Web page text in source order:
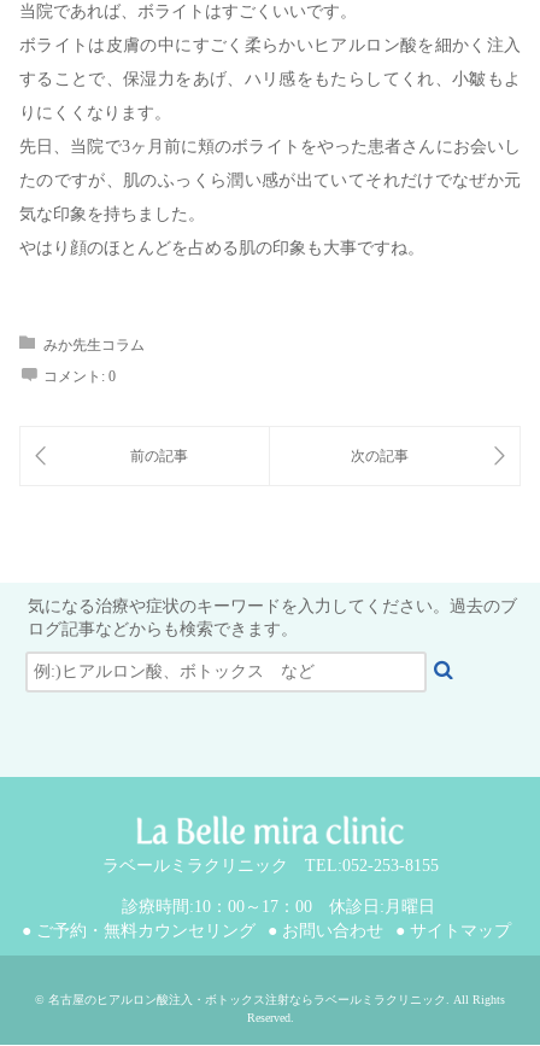
当院であれば、ボライトはすごくいいです。
ボライトは皮膚の中にすごく柔らかいヒアルロン酸を細かく注入
することで、保湿力をあげ、ハリ感をもたらしてくれ、小皺もよ
りにくくなります。
先日、当院で3ヶ月前に頬のボライトをやった患者さんにお会いし
たのですが、肌のふっくら潤い感が出ていてそれだけでなぜか元
気な印象を持ちました。
やはり顔のほとんどを占める肌の印象も大事ですね。
みか先生コラム
コメント: 0
気になる治療や症状のキーワードを入力してください。過去のブ
ログ記事などからも検索できます。
ラベールミラクリニック TEL:052-253-8155
診療時間:10：00～17：00 休診日:月曜日
● ご予約・無料カウンセリング
● お問い合わせ ● サイトマップ
© 名古屋のヒアルロン酸注入・ボトックス注射ならラベールミラクリニック. All Rights
Reserved.